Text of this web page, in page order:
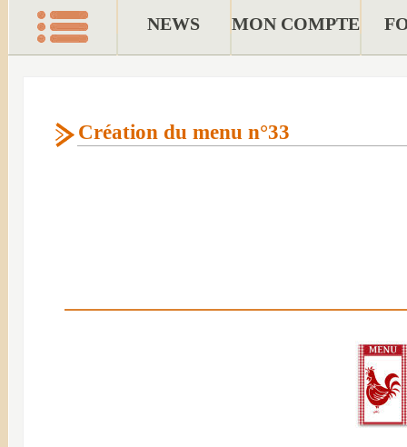
NEWS MON COMPTE
Création du menu n°33